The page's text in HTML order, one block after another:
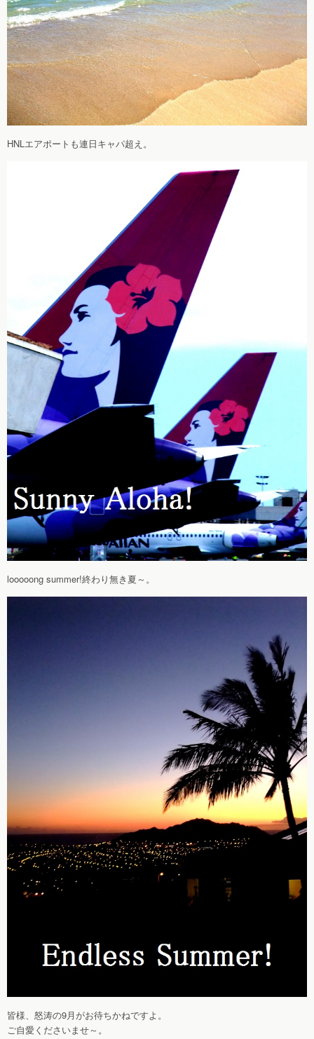
HNLエアポートも連日キャパ超え。
looooong summer!終わり無き夏～。
皆様、怒涛の9月がお待ちかねですよ。
ご自愛くださいませ～。